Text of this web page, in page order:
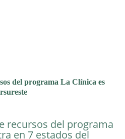
del programa La Clínica es
recursos del programa
en 7 estados del